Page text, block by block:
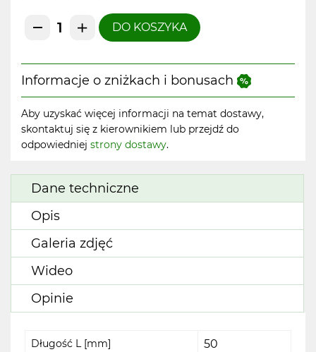
DO KOSZYKA
Informacje o zniżkach i bonusach
Aby uzyskać więcej informacji na temat dostawy,
skontaktuj się z kierownikiem lub przejdź do
odpowiedniej strony dostawy.
Dane techniczne
Opis
Galeria zdjęć
Wideo
Opinie
Długość L [mm] 50